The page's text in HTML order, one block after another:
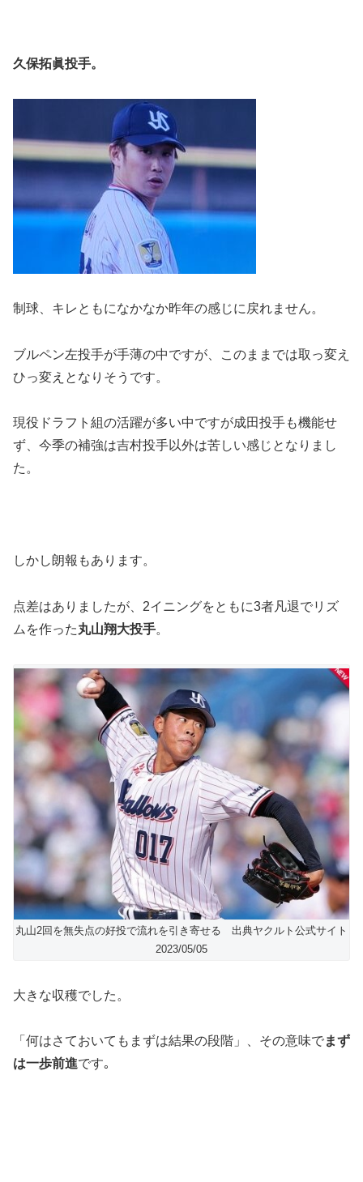
久保拓眞投手。
制球、キレともになかなか昨年の感じに戻れません。
ブルペン左投手が手薄の中ですが、このままでは取っ変え
ひっ変えとなりそうです。
現役ドラフト組の活躍が多い中ですが成田投手も機能せ
ず、今季の補強は吉村投手以外は苦しい感じとなりまし
た。
しかし朗報もあります。
点差はありましたが、2イニングをともに3者凡退でリズ
ムを作った丸山翔大投手。
丸山2回を無失点の好投で流れを引き寄せる 出典ヤクルト公式サイト
2023/05/05
大きな収穫でした。
「何はさておいてもまずは結果の段階」、その意味でまず
は一歩前進です｡